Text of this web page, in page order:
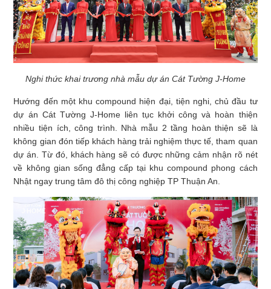
Nghi thức khai trương nhà mẫu dự án Cát Tường J-Home
Hướng đến một khu compound hiện đại, tiện nghi, chủ đầu tư
dự án Cát Tường J-Home liên tục khởi công và hoàn thiện
nhiều tiện ích, công trình. Nhà mẫu 2 tầng hoàn thiện sẽ là
không gian đón tiếp khách hàng trải nghiệm thực tế, tham quan
dự án. Từ đó, khách hàng sẽ có được những cảm nhận rõ nét
về không gian sống đẳng cấp tại khu compound phong cách
Nhật ngay trung tâm đô thị công nghiệp TP Thuận An.